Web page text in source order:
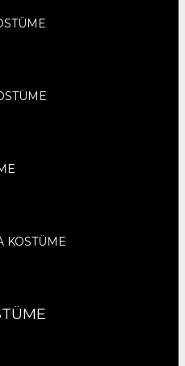
KOSTÜME